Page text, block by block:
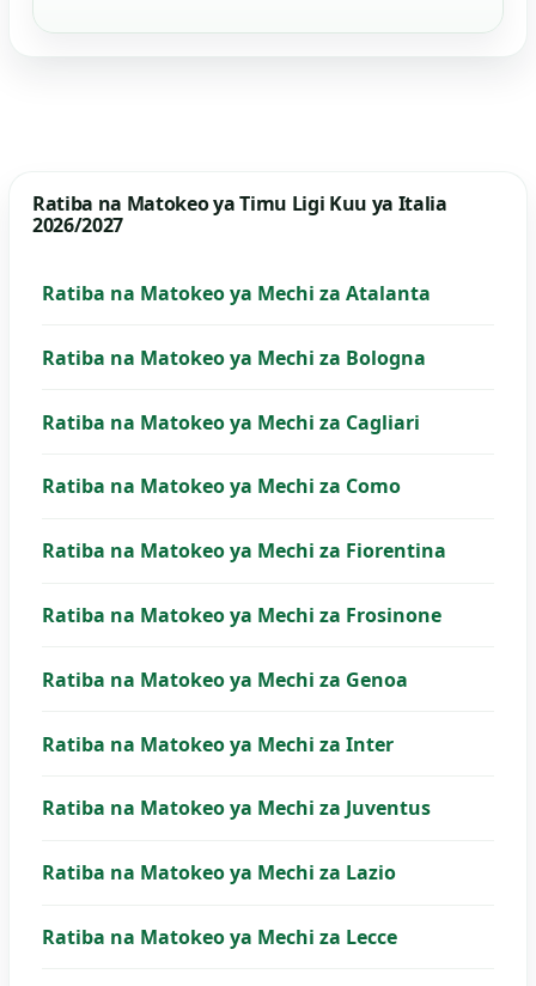
Ratiba na Matokeo ya Timu Ligi Kuu ya Italia
2026/2027
Ratiba na Matokeo ya Mechi za Atalanta
Ratiba na Matokeo ya Mechi za Bologna
Ratiba na Matokeo ya Mechi za Cagliari
Ratiba na Matokeo ya Mechi za Como
Ratiba na Matokeo ya Mechi za Fiorentina
Ratiba na Matokeo ya Mechi za Frosinone
Ratiba na Matokeo ya Mechi za Genoa
Ratiba na Matokeo ya Mechi za Inter
Ratiba na Matokeo ya Mechi za Juventus
Ratiba na Matokeo ya Mechi za Lazio
Ratiba na Matokeo ya Mechi za Lecce